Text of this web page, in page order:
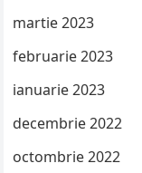
martie 2023
februarie 2023
ianuarie 2023
decembrie 2022
octombrie 2022